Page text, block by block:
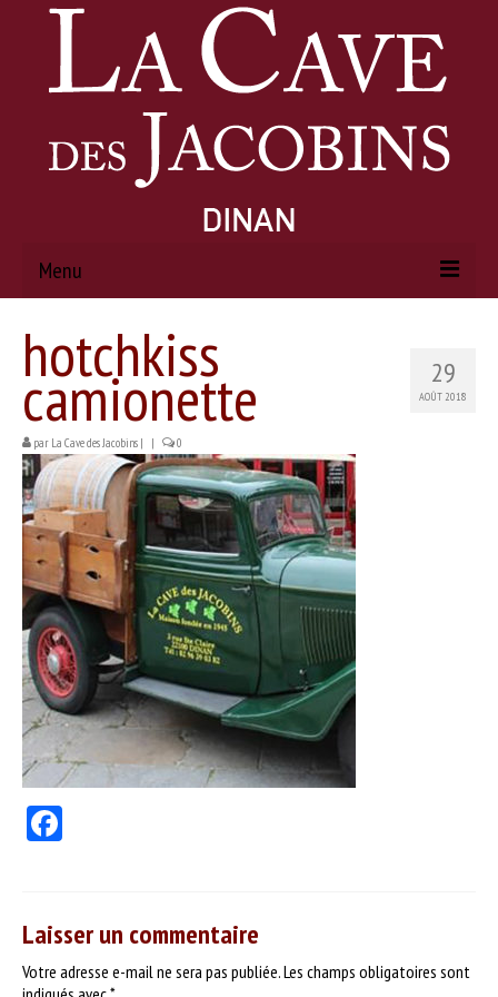
Menu
À PROPOS
Histoire
Actualités
PRODUITS
Nos vins
Nos bières & cidres
Nos spiritueux
Autres produits
SERVICES
DÉGUSTER
CONTACT
29
AOÛT 2018
hotchkiss
camionette
par La Cave des Jacobins | | 0
Laisser un commentaire
Votre adresse e-mail ne sera pas publiée.Les champs obligatoires sont